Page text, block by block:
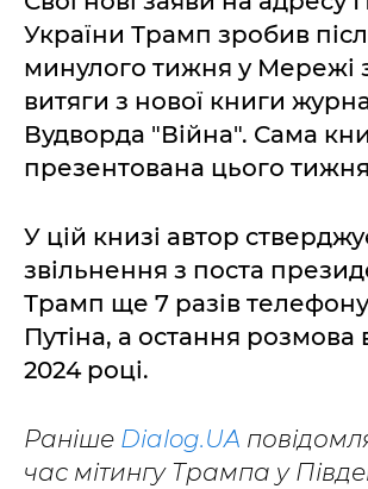
України Трамп зробив
минулого тижня у Мережі
витяги з нової книги
Вудворда "Війна". Сама
презентована цього
У цій книзі автор
звільнення з поста
Трамп ще 7 разів
Путіна, а остання розмова
2024 році.
Раніше Dialog.UA
час мітингу Трампа у